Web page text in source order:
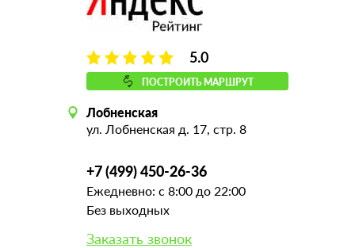
5.0
ПОСТРОИТЬ МАРШРУТ
Лобненская
ул. Лобненская д. 17, стр. 8
+7 (499) 450-26-36
Ежедневно: с 8:00 до 22:00
Без выходных
Заказать звонок